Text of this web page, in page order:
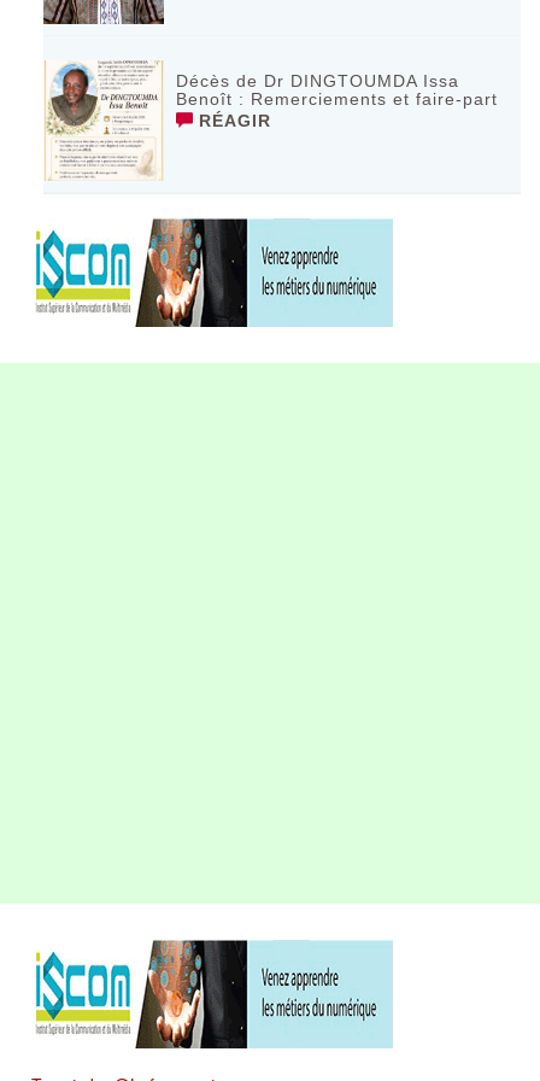
Décès de Dr DINGTOUMDA Issa
Benoît : Remerciements et faire-part
RÉAGIR